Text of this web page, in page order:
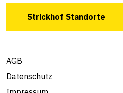
Strickhof Standorte
AGB
Datenschutz